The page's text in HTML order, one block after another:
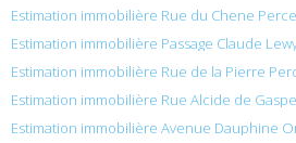
Estimation immobilière Rue du Chene
Estimation immobilière Passage Claude
Estimation immobilière Rue de la Pierre
Estimation immobilière Rue Alcide de
Estimation immobilière Avenue Dauphine